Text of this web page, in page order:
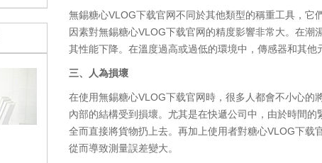
無錫糖心VLOG下载官网不同於其他類型的稱重工具，
因素對無錫糖心VLOG下载官网的精度影響非常大。在
其性能下降。在溫度過高或過低的環境中，傳感器和其他
三、人為損壞
在使用無錫糖心VLOG下载官网時，很多人都會不小心的
內部的結構受到損壞。尤其是在快遞公司中，由於時間
全而直接將貨物扔上去。再加上使用者對糖心VLOG下载
從而導致測量誤差變大。